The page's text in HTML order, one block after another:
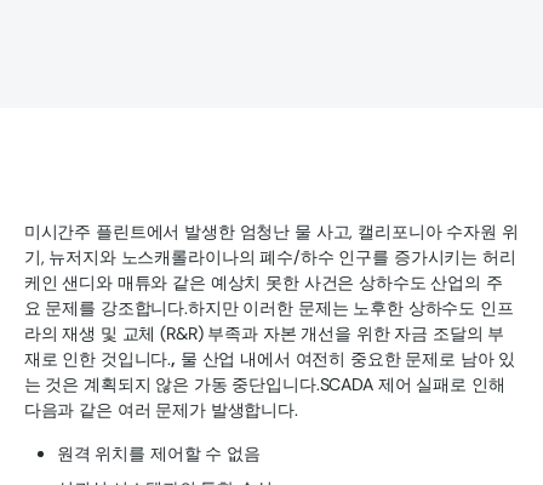
미시간주 플린트에서 발생한 엄청난 물 사고, 캘리포니아 수자원 위
기, 뉴저지와 노스캐롤라이나의 폐수/하수 인구를 증가시키는 허리
케인 샌디와 매튜와 같은 예상치 못한 사건은 상하수도 산업의 주
요 문제를 강조합니다.하지만 이러한 문제는 노후한 상하수도 인프
라의 재생 및 교체 (R&R) 부족과 자본 개선을 위한 자금 조달의 부
재로 인한 것입니다., 물 산업 내에서 여전히 중요한 문제로 남아 있
는 것은 계획되지 않은 가동 중단입니다.SCADA 제어 실패로 인해
다음과 같은 여러 문제가 발생합니다.
원격 위치를 제어할 수 없음